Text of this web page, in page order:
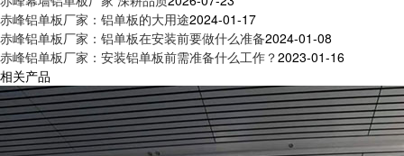
赤峰铝单板厂家：铝单板的大用途2024-01-17
赤峰铝单板厂家：铝单板在安装前要做什么准备2024-01-08
赤峰铝单板厂家：安装铝单板前需准备什么工作？2023-01-16
相关产品